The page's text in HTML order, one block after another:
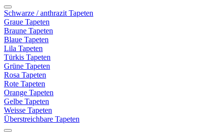
Schwarze / anthrazit Tapeten
Graue Tapeten
Braune Tapeten
Blaue Tapeten
Lila Tapeten
Türkis Tapeten
Grüne Tapeten
Rosa Tapeten
Rote Tapeten
Orange Tapeten
Gelbe Tapeten
Weisse Tapeten
Überstreichbare Tapeten